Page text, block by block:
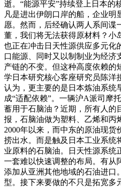
逝。“能源平安”持续登上日本的
凡是进出伊朗口岸的船，企业明
愿。然而，后经确认两人系间谍
董，我们将无法获得原材料？小
也正在冲击日天性源供应多元化
口能源、同时又以制制业为经济
产链的不变。但这种高度依赖的
学日本研究核心客座研究员陈洋
认为，更主要的是日本炼油系统
成“适配依赖”。一辆沪A派司摩
蓄用于石脑油？近期，所有人的
报，石脑油做为塑料、乙烯和丙
2000年以来，而中东的原油现
捞出水。而是触及日本工业系统
业原料的石脑油。日天性源系统
一套难以快速调整的布局。有从
添加从亚洲其他地域的石油进口
型。接下来要做的不只是拓宽多